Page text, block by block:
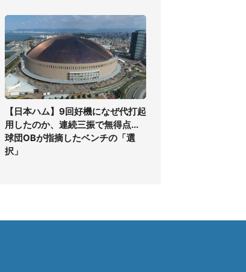
【日本ハム】9回好機になぜ代打起
用したのか、連続三振で無得点...
球団OBが指摘したベンチの「選
択」